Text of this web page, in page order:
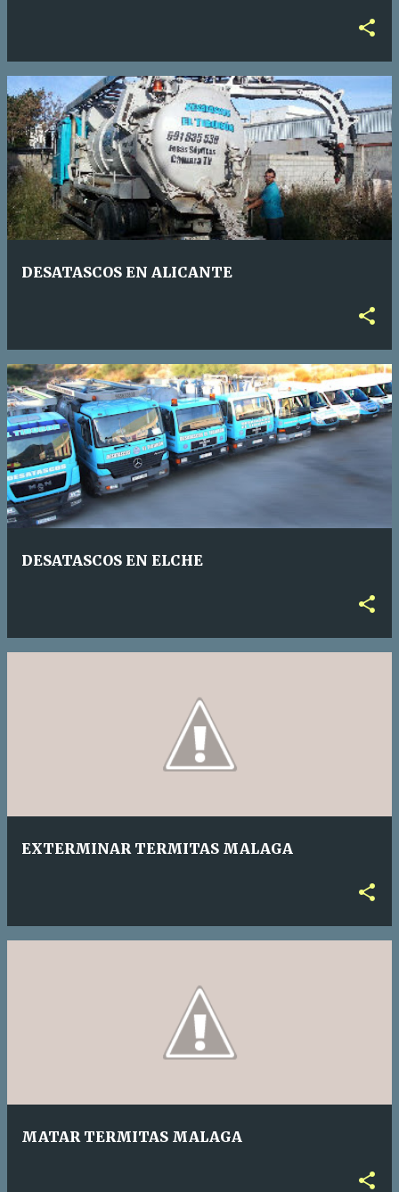
DESATASCOS EN ALICANTE
DESATASCOS EN ELCHE
EXTERMINAR TERMITAS MALAGA
MATAR TERMITAS MALAGA